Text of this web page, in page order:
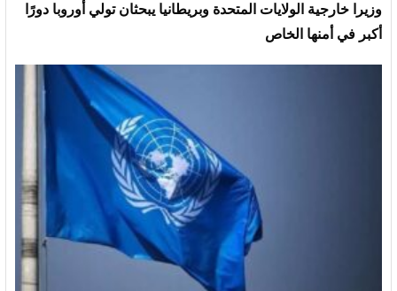
وزيرا خارجية الولايات المتحدة وبريطانيا يبحثان تولي أوروبا دورًا
أكبر في أمنها الخاص